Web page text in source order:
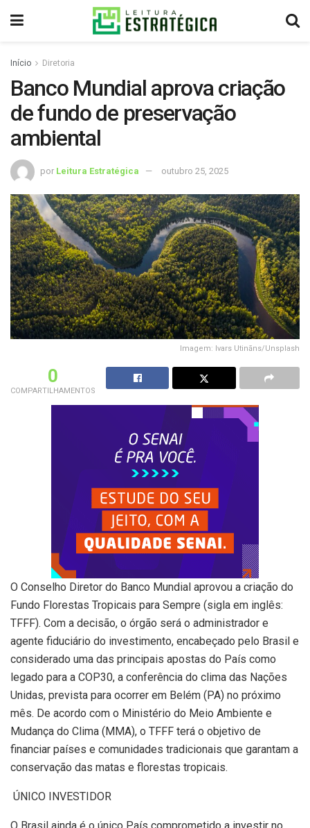
Início Diretoria
Banco Mundial aprova criação
de fundo de preservação
ambiental
por Leitura Estratégica outubro 25, 2025
Imagem: Ivars Utināns/Unsplash
0
COMPARTILHAMENTOS
O Conselho Diretor do Banco Mundial aprovou a criação do
Fundo Florestas Tropicais para Sempre (sigla em inglês:
TFFF). Com a decisão, o órgão será o administrador e
agente fiduciário do investimento, encabeçado pelo Brasil e
considerado uma das principais apostas do País como
legado para a COP30, a conferência do clima das Nações
Unidas, prevista para ocorrer em Belém (PA) no próximo
mês. De acordo com o Ministério do Meio Ambiente e
Mudança do Clima (MMA), o TFFF terá o objetivo de
financiar países e comunidades tradicionais que garantam a
conservação das matas e florestas tropicais.
ÚNICO INVESTIDOR